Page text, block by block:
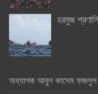
হরমুজ
অধ্যাপক আবুল কাসেম ফজলুল